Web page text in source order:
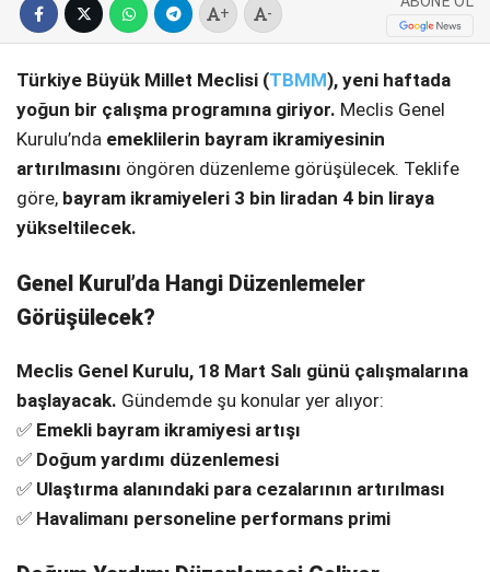
WhatsApp İhbar
Hattı
Facebook
Instagram
DÜNYA
SERVISLER
+ -
Türkiye Büyük Millet Meclisi (TBMM), yeni haftada
yoğun bir çalışma programına giriyor. Meclis Genel
Kurulu’nda emeklilerin bayram ikramiyesinin
artırılmasını öngören düzenleme görüşülecek. Teklife
göre, bayram ikramiyeleri 3 bin liradan 4 bin liraya
yükseltilecek.
Genel Kurul’da Hangi Düzenlemeler
Görüşülecek?
Meclis Genel Kurulu, 18 Mart Salı günü çalışmalarına
başlayacak. Gündemde şu konular yer alıyor:
✅ Emekli bayram ikramiyesi artışı
✅ Doğum yardımı düzenlemesi
✅ Ulaştırma alanındaki para cezalarının artırılması
✅ Havalimanı personeline performans primi